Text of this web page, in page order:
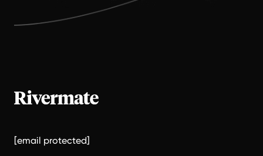
[email protected]